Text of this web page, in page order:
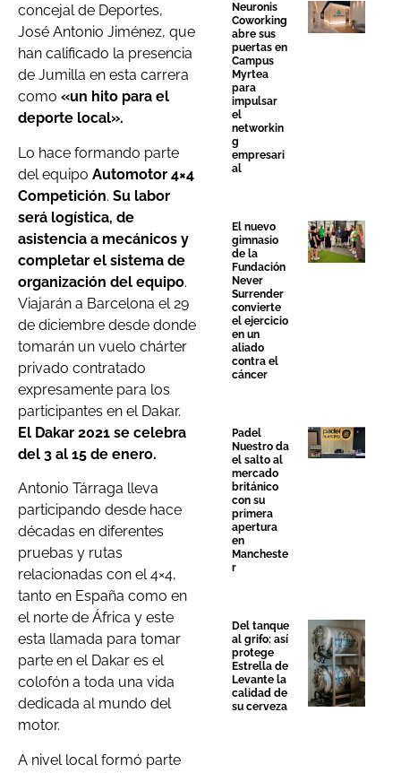
concejal de Deportes,
José Antonio Jiménez, que
han calificado la presencia
de Jumilla en esta carrera
como «un hito para el
deporte local».
Lo hace formando parte
del equipo Automotor 4×4
Competición. Su labor
será logística, de
asistencia a mecánicos y
completar el sistema de
organización del equipo.
Viajarán a Barcelona el 29
de diciembre desde donde
tomarán un vuelo chárter
privado contratado
expresamente para los
participantes en el Dakar.
El Dakar 2021 se celebra
del 3 al 15 de enero.
Antonio Tárraga lleva
participando desde hace
décadas en diferentes
pruebas y rutas
relacionadas con el 4×4,
tanto en España como en
el norte de África y este
esta llamada para tomar
parte en el Dakar es el
colofón a toda una vida
dedicada al mundo del
motor.
A nivel local formó parte
Neuronis
Coworking
abre sus
puertas en
Campus
Myrtea
para
impulsar
el
networkin
g
empresari
al
El nuevo
gimnasio
de la
Fundación
Never
Surrender
convierte
el ejercicio
en un
aliado
contra el
cáncer
Padel
Nuestro da
el salto al
mercado
británico
con su
primera
apertura
en
Mancheste
r
Del tanque
al grifo: así
protege
Estrella de
Levante la
calidad de
su cerveza